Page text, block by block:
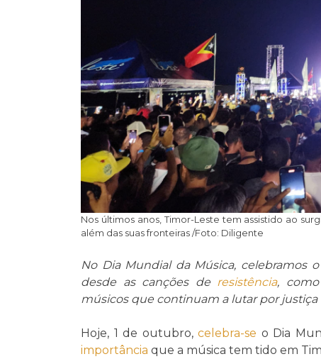
Nos últimos anos, Timor-Leste tem assistido ao
além das suas fronteiras /Foto: Diligente
No Dia Mundial da Música, celebramos
desde as canções de resistência, como
músicos que continuam a lutar por justiça
Hoje, 1 de outubro,celebra-se o Dia
importância que a música tem tido em